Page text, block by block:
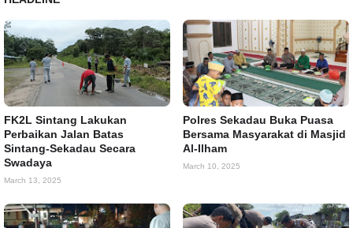
FK2L Sintang Lakukan
Perbaikan Jalan Batas
Sintang-Sekadau Secara
Swadaya
March 13, 2025
Polres Sekadau Buka Puasa
Bersama Masyarakat di Masjid
Al-Ilham
March 10, 2025